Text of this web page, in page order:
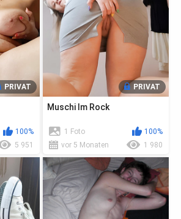
PRIVAT
100%
5 951
PRIVAT
Muschi Im Rock
1 Foto
100%
vor 5 Monaten
1 980